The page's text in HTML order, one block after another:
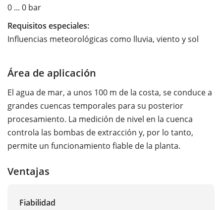
0 ... 0 bar
Requisitos especiales:
Influencias meteorológicas como lluvia, viento y sol
Área de aplicación
El agua de mar, a unos 100 m de la costa, se conduce a
grandes cuencas temporales para su posterior
procesamiento. La medición de nivel en la cuenca
controla las bombas de extracción y, por lo tanto,
permite un funcionamiento fiable de la planta.
Ventajas
Fiabilidad